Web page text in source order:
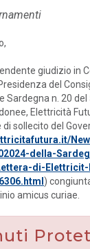
giudizio in
del
Sardegna n. 20
Elettricità
sollecito del
della-
di-
)
amicus curiae.